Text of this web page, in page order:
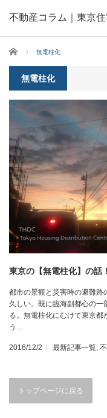
不動産コラム｜東京
ホーム 無電柱化
無電柱化
東京の【無電柱化】の話！
都市の景観と災害時の避難路
久しい。既に臨海副都心の一
る。無電柱化にむけて東京
う…
2016/12/2 最新記事一覧,
トップページに戻る